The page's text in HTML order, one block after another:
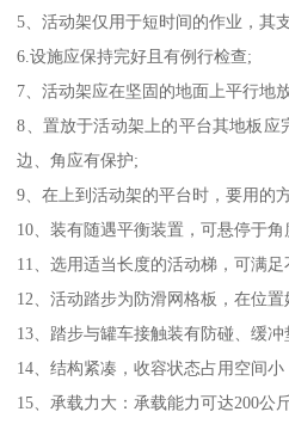
5、活动架仅用于短时间的作业，其
6.设施应保持完好且有例行检查;
7、活动架应在坚固的地面上平行地
8、置放于活动架上的平台其地板
边、角应有保护;
9、在上到活动架的平台时，要用的
10、装有随遇平衡装置，可悬停于角
11、选用适当长度的活动梯，可满足
12、活动踏步为防滑网格板，在位置
13、踏步与罐车接触装有防碰、缓冲
14、结构紧凑，收容状态占用空间小
15、承载力大：承载能力可达200公